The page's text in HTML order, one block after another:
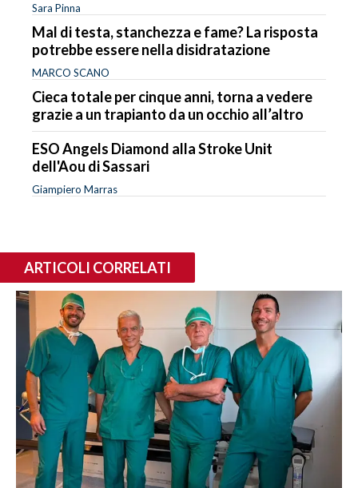
Sara Pinna
Mal di testa, stanchezza e fame? La risposta
potrebbe essere nella disidratazione
MARCO SCANO
Cieca totale per cinque anni, torna a vedere
grazie a un trapianto da un occhio all’altro
ESO Angels Diamond alla Stroke Unit
dell'Aou di Sassari
Giampiero Marras
ARTICOLI CORRELATI